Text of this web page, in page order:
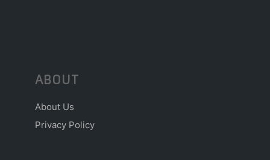
ABOUT
About Us
Privacy Policy